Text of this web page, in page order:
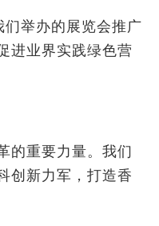
举办的展览会推广
进业界实践绿色营
的重要力量。我们
创新力军，打造香